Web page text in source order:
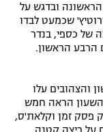
ובדגש על
שכמעט לבדו
של כספי, בנדר
והצהובים עלו
ז'יז'יץ' כשהשעון הראה חמש
פסק זמן וקלאת'ס,